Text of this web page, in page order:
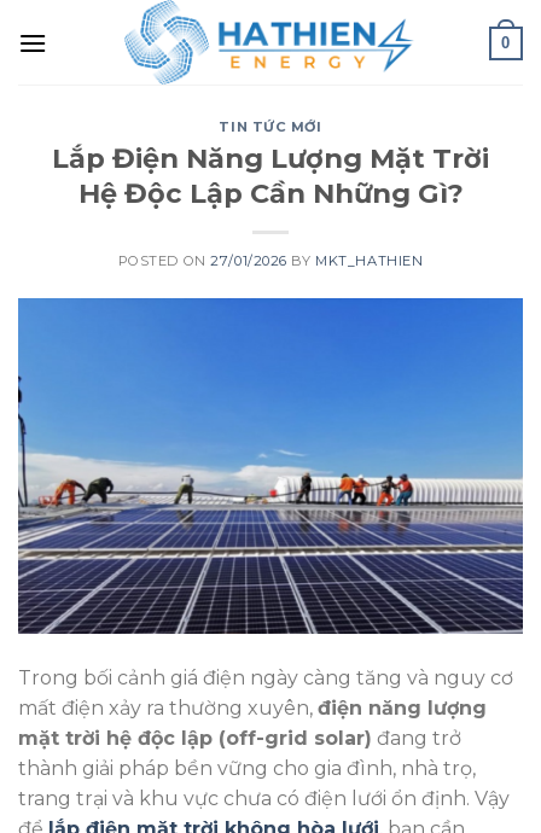
0
TIN TỨC MỚI
Lắp Điện Năng Lượng Mặt Trời
Hệ Độc Lập Cần Những Gì?
POSTED ON27/01/2026 BY MKT_HATHIEN
Trong bối cảnh giá điện ngày càng tăng và nguy cơ
mất điện xảy ra thường xuyên, điện năng lượng
mặt trời hệ độc lập (off-grid solar) đang trở
thành giải pháp bền vững cho gia đình, nhà trọ,
trang trại và khu vực chưa có điện lưới ổn định. Vậy